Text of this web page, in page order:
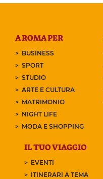
A ROMA PER
BUSINESS
SPORT
STUDIO
ARTE E CULTURA
MATRIMONIO
NIGHT LIFE
MODA E SHOPPING
IL TUO VIAGGIO
EVENTI
ITINERARI A TEMA